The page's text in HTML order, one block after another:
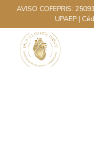
AVISO COFEPRIS:
UPAEP |